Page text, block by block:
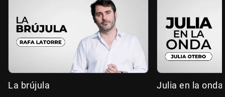
La brújula Julia en la onda